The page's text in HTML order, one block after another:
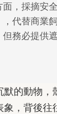
，採摘安
代替商業
務必提供
的動物，
象，背後往